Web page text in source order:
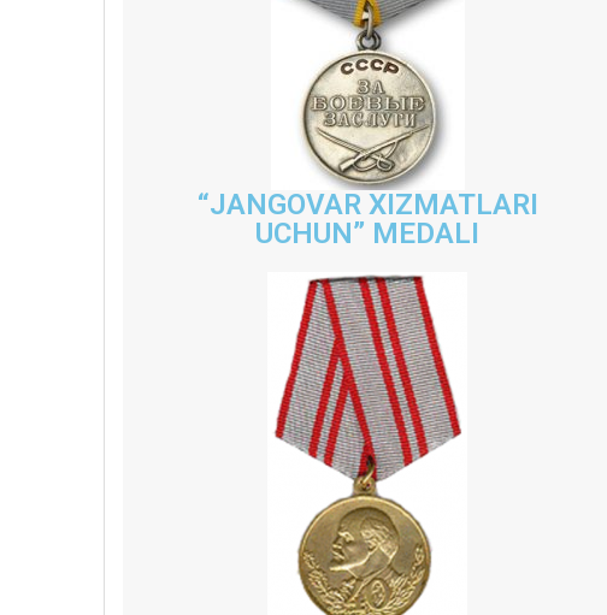
“JANGOVAR XIZMATLARI
UCHUN” MEDALI